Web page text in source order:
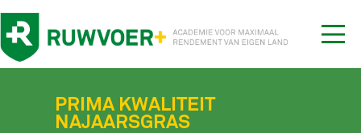
PRIMA KWALITEIT
NAJAARSGRAS